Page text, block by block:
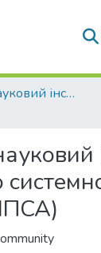
Навчально-науковий інститут прикладного системного аналізу (НН ІПСА)